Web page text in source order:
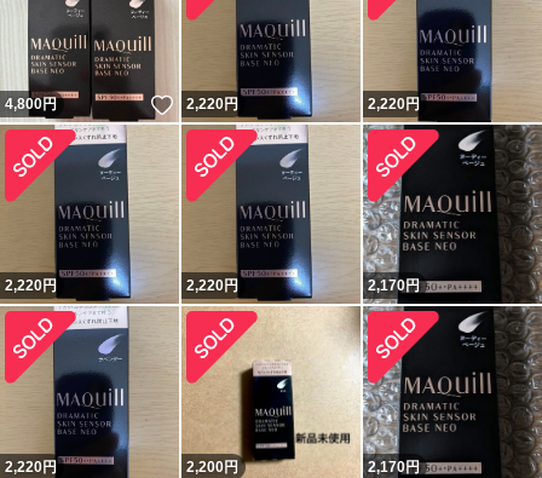
4,800円 いいね！
2,220円 2,220円
2,220円 2,220円 2,170円
2,220円 2,200円 2,170円